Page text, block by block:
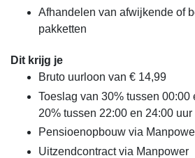
Afhandelen van afwijkende of
pakketten
Dit krijg je
Bruto uurloon van € 14,99
Toeslag van 30% tussen 00:00
20% tussen 22:00 en 24:00 uur
Pensioenopbouw via
Uitzendcontract via Manpower